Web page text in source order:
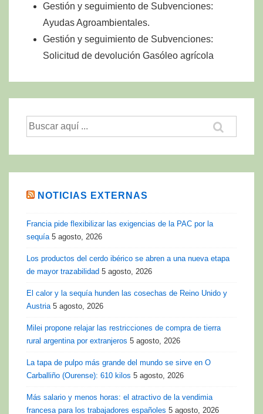
Gestión y seguimiento de Subvenciones:
Ayudas Agroambientales.
Gestión y seguimiento de Subvenciones:
Solicitud de devolución Gasóleo agrícola
Buscar
por:
NOTICIAS EXTERNAS
Francia pide flexibilizar las exigencias de la PAC por la
sequía 5 agosto, 2026
Los productos del cerdo ibérico se abren a una nueva etapa
de mayor trazabilidad 5 agosto, 2026
El calor y la sequía hunden las cosechas de Reino Unido y
Austria 5 agosto, 2026
Milei propone relajar las restricciones de compra de tierra
rural argentina por extranjeros 5 agosto, 2026
La tapa de pulpo más grande del mundo se sirve en O
Carballiño (Ourense): 610 kilos 5 agosto, 2026
Más salario y menos horas: el atractivo de la vendimia
francesa para los trabajadores españoles 5 agosto, 2026